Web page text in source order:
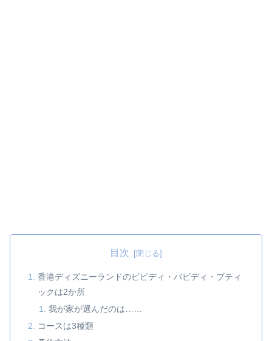
目次
香港ディズニーランドのビビディ・バビディ・ブティ
ックは2か所
我が家が選んだのは……
コースは3種類